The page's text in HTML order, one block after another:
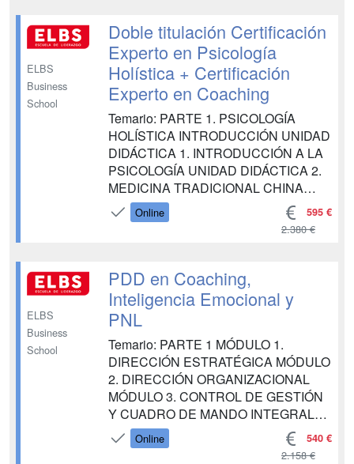
DESARROLLO EMOCIONAL MÓDULO
5. EDUCACIÓN EMOCIONAL
MÓDULO 6. EQUILIBRIO, BIENESTAR
EMOCIONAL E IE COMPET...
ELBS
Business
School
Doble titulación Certificación
Experto en Psicología
Holística + Certificación
Experto en Coaching
Temario: PARTE 1. PSICOLOGÍA
HOLÍSTICA INTRODUCCIÓN UNIDAD
DIDÁCTICA 1. INTRODUCCIÓN A LA
PSICOLOGÍA UNIDAD DIDÁCTICA 2.
MEDICINA TRADICIONAL CHINA
UNIDAD DIDÁCTICA 3.
MINDFULNESS UNIDAD DIDÁCTICA
6. HIPNOSIS UNIDAD DIDÁCTICA 7.
COUNSELING UNIDAD DIDÁCTICA 8.
PSICOLOGÍA DE LA GESTALT UNI...
Online 595 €
2.380 €
ELBS
Business
School
PDD en Coaching,
Inteligencia Emocional y
PNL
Temario: PARTE 1 MÓDULO 1.
DIRECCIÓN ESTRATÉGICA MÓDULO
2. DIRECCIÓN ORGANIZACIONAL
MÓDULO 3. CONTROL DE GESTIÓN
Y CUADRO DE MANDO INTEGRAL
MÓDULO 4. LA TOMA DE
DECISIONES Y RESOLUCIÓN DE
Online 540 €
2.158 €